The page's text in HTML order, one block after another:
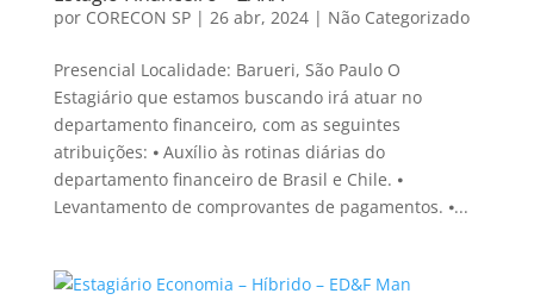
por CORECON SP| 26 abr, 2024| Não Categorizado
Presencial Localidade: Barueri, São Paulo O
Estagiário que estamos buscando irá atuar no
departamento financeiro, com as seguintes
atribuições: ⦁ Auxílio às rotinas diárias do
departamento financeiro de Brasil e Chile. ⦁
Levantamento de comprovantes de pagamentos. ⦁...